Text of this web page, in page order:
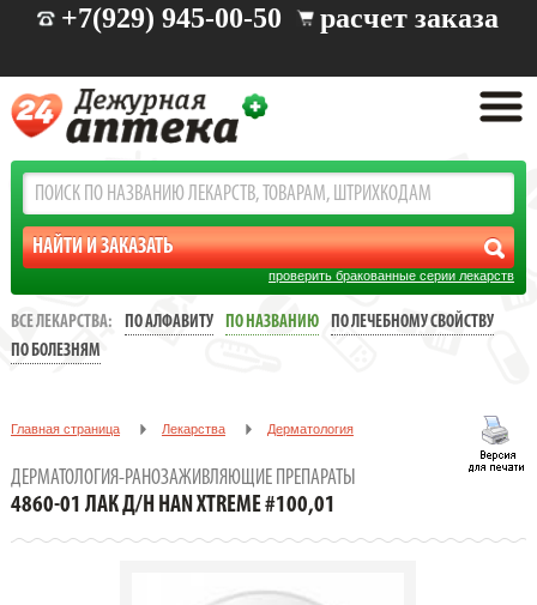
+7(929) 945-00-50 расчет заказа
проверить бракованные серии лекарств
ВСЕ ЛЕКАРСТВА: ПО АЛФАВИТУ ПО НАЗВАНИЮ
ПО ЛЕЧЕБНОМУ СВОЙСТВУ
ПО БОЛЕЗНЯМ
Главная страница Лекарства Дерматология
4860-01 Лак д/н HAN Xtreme #100,01
ДЕРМАТОЛОГИЯ-РАНОЗАЖИВЛЯЮЩИЕ ПРЕПАРАТЫ
4860-01 ЛАК Д/Н HAN XTREME #100,01